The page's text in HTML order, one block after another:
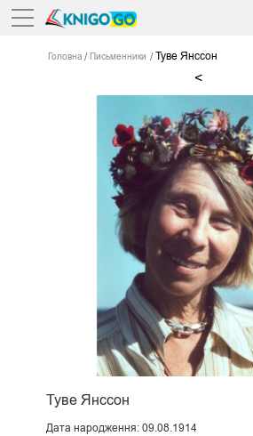
Головна Письменники Туве Янссон
<
Туве Янссон
Дата народження: 09.08.1914